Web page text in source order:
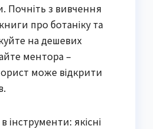
Почніть з вивчення
про ботаніку та
на дешевих
ментора –
може відкрити
інструменти: якісні